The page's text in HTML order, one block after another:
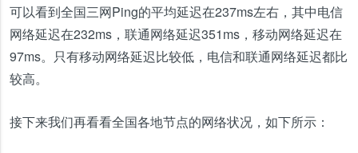
可以看到全国三网Ping的平均延迟在237ms左右，其中电信
网络延迟在232ms，联通网络延迟351ms，移动网络延迟在
97ms。只有移动网络延迟比较低，电信和联通网络延迟都比
较高。
接下来我们再看看全国各地节点的网络状况，如下所示：